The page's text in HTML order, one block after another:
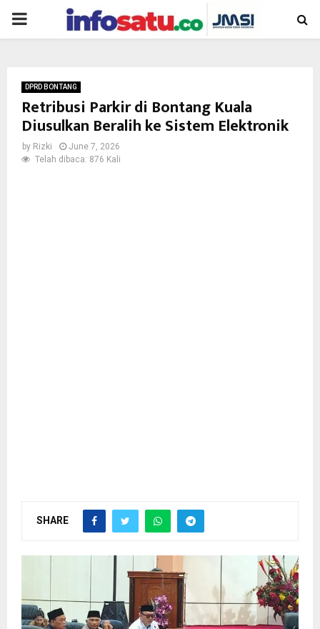
PRIMARY
DPRD BONTANG
Retribusi Parkir di Bontang Kuala
Diusulkan Beralih ke Sistem Elektronik
by Rizki
June 7, 2026
Telah dibaca: 876 Kali
SHARE